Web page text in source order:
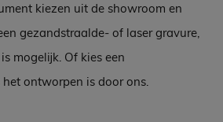
kiezen uit de showroom en
gezandstraalde- of laser gravure,
mogelijk. Of kies een
ontworpen is door ons.